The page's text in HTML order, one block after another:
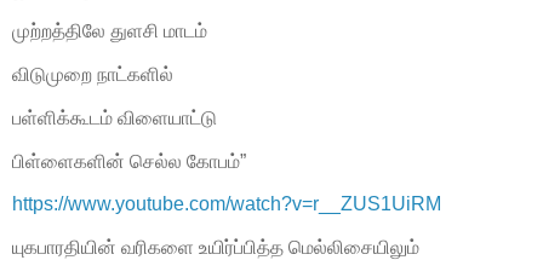
முற்றத்திலே துளசி மாடம்
விடுமுறை நாட்களில்
பள்ளிக்கூடம் விளையாட்டு
பிள்ளைகளின் செல்ல கோபம்”
https://www.youtube.com/watch?v=r__ZUS1UiRM
யுகபாரதியின் வரிகளை உயிர்ப்பித்த மெல்லிசையிலும்